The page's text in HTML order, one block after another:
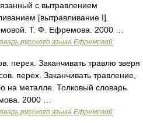
с вытравлением
[вытравливание I].
Т. Ф. Ефремова. 2000 …
русского языка Ефремовой
перех. Заканчивать травлю зверя
перех. Заканчивать травление,
на металле. Толковый словарь
2000 …
русского языка Ефремовой